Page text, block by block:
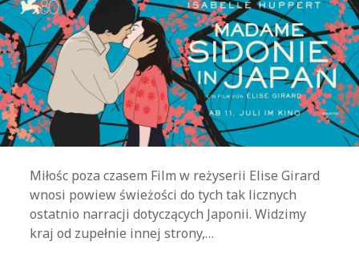
Miłośc poza czasem Film w reżyserii Elise Girard
wnosi powiew świeżości do tych tak licznych
ostatnio narracji dotyczących Japonii. Widzimy
kraj od zupełnie innej strony,…